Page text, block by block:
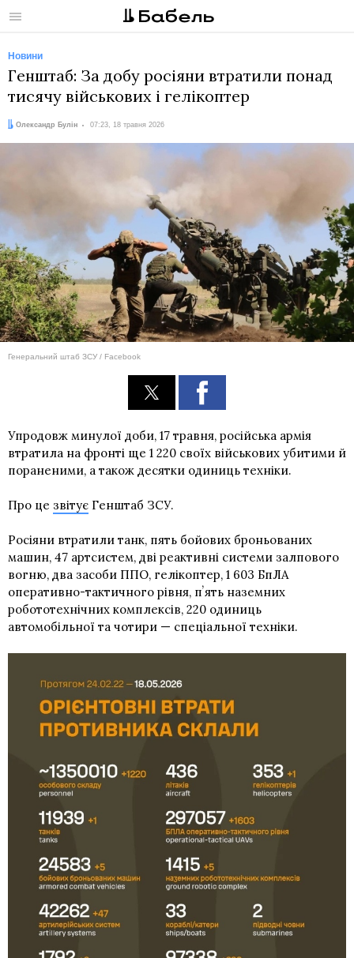
Меню
Новини
Генштаб: За добу росіяни втратили понад
тисячу військових і гелікоптер
Автор:
Олександр Булін
Дата: 07:23, 18 травня 2026
Генеральний штаб ЗСУ / Facebook
Упродовж минулої доби, 17 травня, російська армія
втратила на фронті ще 1 220 своїх військових убитими й
пораненими, а також десятки одиниць техніки.
Про це звітує Генштаб ЗСУ.
Росіяни втратили танк, пять бойових броньованих
машин, 47 артсистем, дві реактивні системи залпового
вогню, два засоби ППО, гелікоптер, 1 603 БпЛА
оперативно-тактичного рівня, пʼять наземних
робототехнічних комплексів, 220 одиниць
автомобільної та чотири — спеціальної техніки.